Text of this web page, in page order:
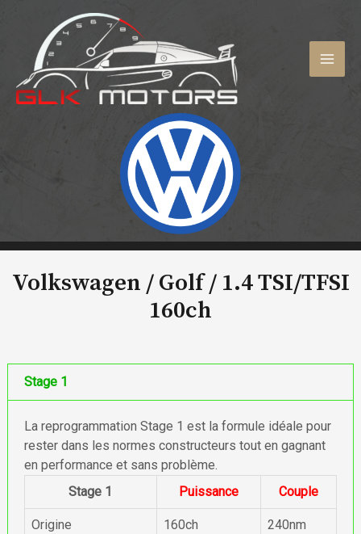
contenu
Volkswagen / Golf / 1.4 TSI/TFSI
160ch
Stage 1
La reprogrammation Stage 1 est la formule idéale pour
rester dans les normes constructeurs tout en gagnant
en performance et sans problème.
Stage 1
Puissance Couple
Origine 160ch 240nm